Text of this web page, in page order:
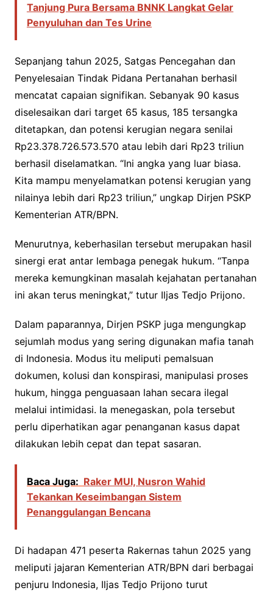
Tanjung Pura Bersama BNNK Langkat Gelar
Penyuluhan dan Tes Urine
Sepanjang tahun 2025, Satgas Pencegahan dan
Penyelesaian Tindak Pidana Pertanahan berhasil
mencatat capaian signifikan. Sebanyak 90 kasus
diselesaikan dari target 65 kasus, 185 tersangka
ditetapkan, dan potensi kerugian negara senilai
Rp23.378.726.573.570 atau lebih dari Rp23 triliun
berhasil diselamatkan. “Ini angka yang luar biasa.
Kita mampu menyelamatkan potensi kerugian yang
nilainya lebih dari Rp23 triliun,” ungkap Dirjen PSKP
Kementerian ATR/BPN.
Menurutnya, keberhasilan tersebut merupakan hasil
sinergi erat antar lembaga penegak hukum. “Tanpa
mereka kemungkinan masalah kejahatan pertanahan
ini akan terus meningkat,” tutur Iljas Tedjo Prijono.
Dalam paparannya, Dirjen PSKP juga mengungkap
sejumlah modus yang sering digunakan mafia tanah
di Indonesia. Modus itu meliputi pemalsuan
dokumen, kolusi dan konspirasi, manipulasi proses
hukum, hingga penguasaan lahan secara ilegal
melalui intimidasi. Ia menegaskan, pola tersebut
perlu diperhatikan agar penanganan kasus dapat
dilakukan lebih cepat dan tepat sasaran.
Baca Juga: Raker MUI, Nusron Wahid
Tekankan Keseimbangan Sistem
Penanggulangan Bencana
Di hadapan 471 peserta Rakernas tahun 2025 yang
meliputi jajaran Kementerian ATR/BPN dari berbagai
penjuru Indonesia, Iljas Tedjo Prijono turut